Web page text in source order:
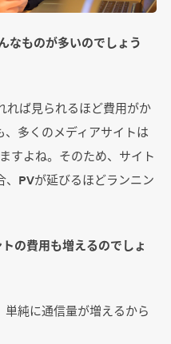
なものが多いのでしょう
れば見られるほど費用がか
多くのメディアサイトは
すよね。そのため、サイト
、PVが延びるほどランニン
の費用も増えるのでしょ
単純に通信量が増えるから